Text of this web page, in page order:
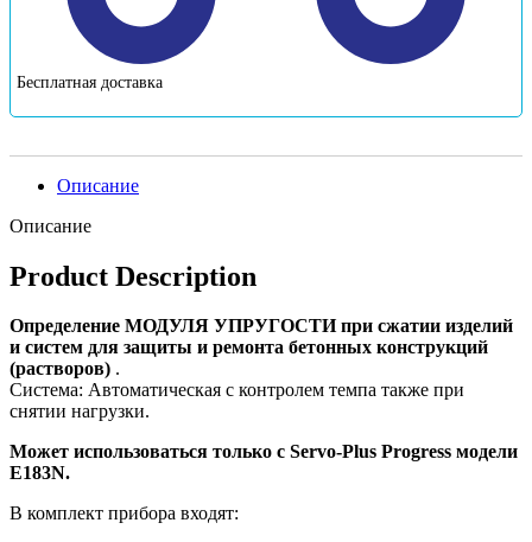
Бесплатная доставка
Описание
Описание
Product Description
Определение МОДУЛЯ УПРУГОСТИ при сжатии изделий
и систем для защиты и ремонта бетонных конструкций
(растворов) .
Система: Автоматическая с контролем темпа также при
снятии нагрузки.
Может использоваться только с Servo-Plus Progress модели
E183N.
В комплект прибора входят: